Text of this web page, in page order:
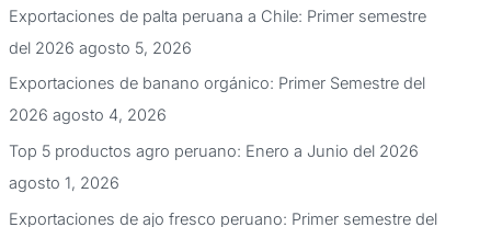
Exportaciones de palta peruana a Chile: Primer semestre
del 2026 agosto 5, 2026
Exportaciones de banano orgánico: Primer Semestre del
2026 agosto 4, 2026
Top 5 productos agro peruano: Enero a Junio del 2026
agosto 1, 2026
Exportaciones de ajo fresco peruano: Primer semestre del